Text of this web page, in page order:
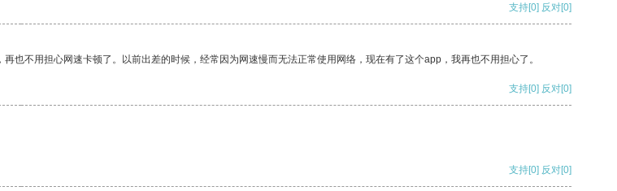
支持[0] 反对[0]
不用担心网速卡顿了。以前出差的时候，经常因为网速慢而无法正常使用网络，现在有了这个app，我再也不用担心了。
支持[0] 反对[0]
支持[0] 反对[0]